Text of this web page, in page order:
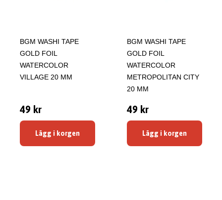
BGM WASHI TAPE
GOLD FOIL
WATERCOLOR
VILLAGE 20 MM
49 kr
Lägg i korgen
BGM WASHI TAPE
GOLD FOIL
WATERCOLOR
METROPOLITAN CITY
20 MM
49 kr
Lägg i korgen